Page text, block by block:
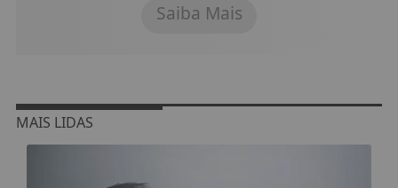
Saiba Mais
MAIS LIDAS